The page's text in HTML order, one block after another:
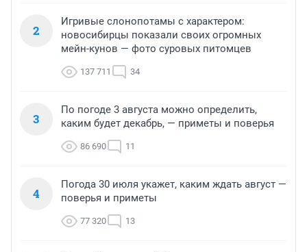
2
Игривые слонопотамы с характером:
новосибирцы показали своих огромных
мейн-кунов — фото суровых питомцев
137 711 34
3
По погоде 3 августа можно определить,
каким будет декабрь, — приметы и поверья
86 690 11
4
Погода 30 июля укажет, каким ждать август —
поверья и приметы
77 320 13